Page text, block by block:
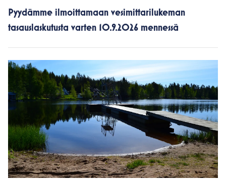
Pyydämme ilmoittamaan vesimittarilukeman
tasauslaskutusta varten 10.9.2026 mennessä